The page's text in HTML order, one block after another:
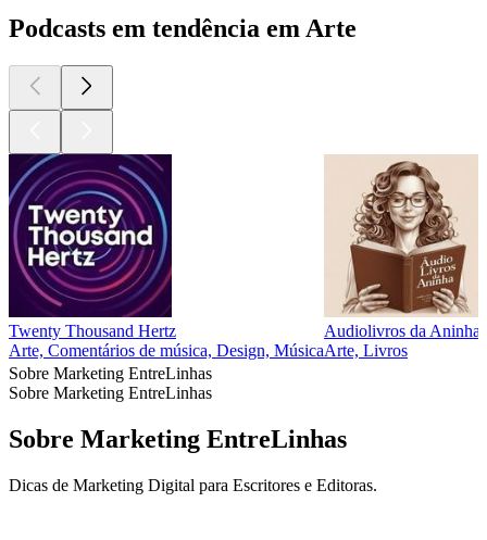
Podcasts em tendência em Arte
Twenty Thousand Hertz
Arte, Comentários de música, Design, Música
Audiolivros da Aninha
Arte, Livros
Sobre Marketing EntreLinhas
Sobre Marketing EntreLinhas
Sobre Marketing EntreLinhas
Dicas de Marketing Digital para Escritores e Editoras.